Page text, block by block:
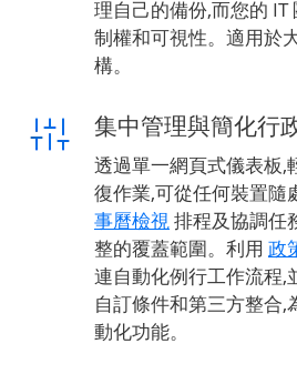
理自己的備份,而您的
制權和可視性。適用於
構。
集中管理與簡化行
透過單一網頁式儀表板,
復作業,可從任何裝置隨
事曆檢視排程及協調任
整的覆蓋範圍。利用 政
連自動化例行工作流程,
自訂條件和第三方整合,
動化功能。